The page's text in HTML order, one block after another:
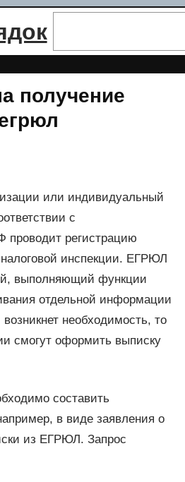
получение
или индивидуальный
с
проводит регистрацию
инспекции. ЕГРЮЛ
выполняющий функции
отдельной информации
необходимость, то
смогут оформить выписку
составить
в виде заявления о
из ЕГРЮЛ. Запрос